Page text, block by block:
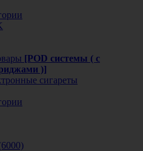
[POD системы ( с
)]
сигареты